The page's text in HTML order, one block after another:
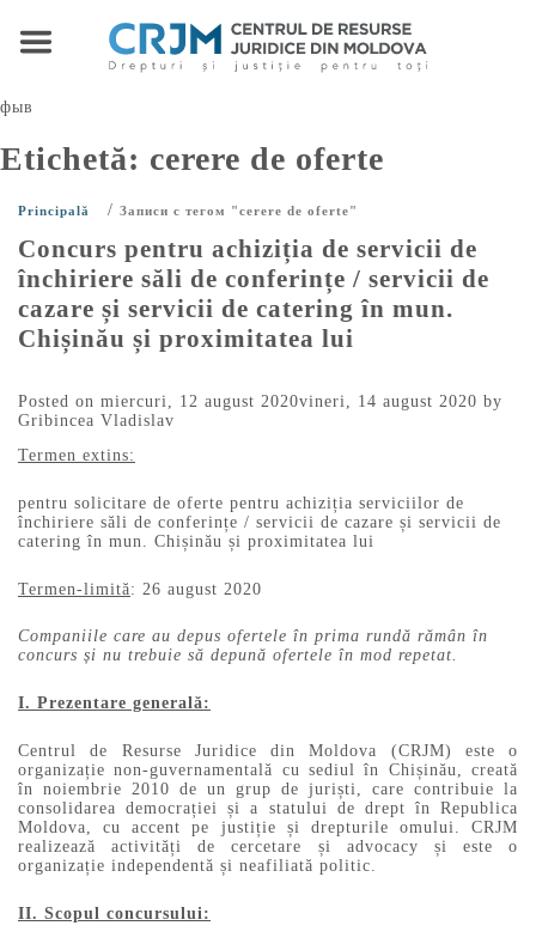
фыв
Etichetă: cerere de oferte
Principală / Записи с тегом "cerere de oferte"
Concurs pentru achiziția de servicii de
închiriere săli de conferințe / servicii de
cazare și servicii de catering în mun.
Chișinău și proximitatea lui
Posted on miercuri, 12 august 2020vineri, 14 august 2020 by
Gribincea Vladislav
Termen extins:
pentru solicitare de oferte pentru achiziția serviciilor de
închiriere săli de conferințe / servicii de cazare și servicii de
catering în mun. Chișinău și proximitatea lui
Termen-limită: 26 august 2020
Companiile care au depus ofertele în prima rundă rămân în
concurs și nu trebuie să depună ofertele în mod repetat.
I. Prezentare generală:
Centrul de Resurse Juridice din Moldova (CRJM) este o
organizație non-guvernamentală cu sediul în Chișinău, creată
în noiembrie 2010 de un grup de juriști, care contribuie la
consolidarea democrației și a statului de drept în Republica
Moldova, cu accent pe justiție și drepturile omului. CRJM
realizează activități de cercetare și advocacy și este o
organizație independentă și neafiliată politic.
II. Scopul concursului: